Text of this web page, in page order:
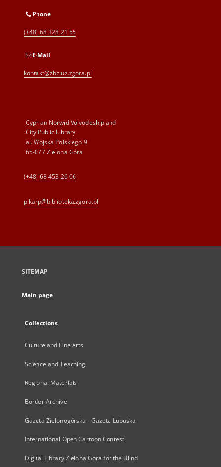
Phone
(+48) 68 328 21 55
E-Mail
kontakt@zbc.uz.zgora.pl
Cyprian Norwid Voivodeship and
City Public Library
al. Wojska Polskiego 9
65-077 Zielona Góra
(+48) 68 453 26 06
p.karp@biblioteka.zgora.pl
SITEMAP
Main page
Collections
Culture and Fine Arts
Science and Teaching
Regional Materials
Border Archive
Gazeta Zielonogórska - Gazeta Lubuska
International Open Cartoon Contest
Digital Library Zielona Gora for the Blind